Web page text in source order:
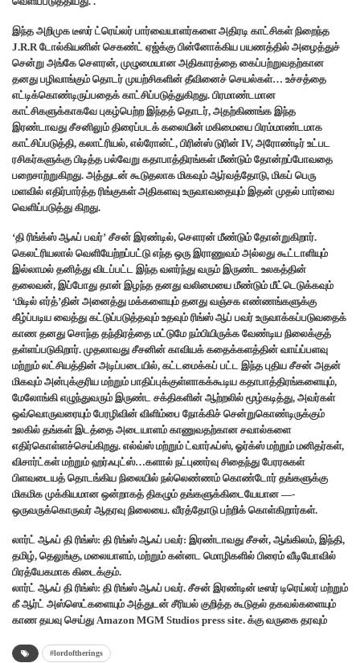
இந்த அறிமுக டீஸர் ட்ரெய்லர் பார்வையாளர்களை அதிரடி காட்சிகள் நிறைந்த
J.R.R டோல்கியனின் செகண்ட் ஏஜ்க்கு பின்னோக்கிய பயணத்தில் அழைத்துச்
சென்று அங்கே சௌரன், முழுமையான அதிகாரத்தை கைப்பற்றுவதற்கான
தனது பழிவாங்கும் தொடர் முயற்சிகளின் தீவினைச் செயல்கள்… உச்சத்தை
எட்டிக்கொண்டிருப்பதைக் காட்சிப்படுத்துகிறது. பிரமாண்டமான
காட்சிகளுக்காகவே புகழ்பெற்ற இந்தத் தொடர், அதற்கிணங்க இந்த
இரண்டாவது சீசனிலும் திரைப்படக் கலையின் மகிமையை பிரம்மாண்டமாக
காட்சிப்படுத்தி, கலாட்ரியல், எல்ரோன்ட், பிரின்ஸ் டுரின் IV, அரோண்டிர் உட்பட
ரசிகர்களுக்கு பிடித்த பல்வேறு கதாபாத்திரங்கள் மீண்டும் தோன்றப்போவதை
பறைசாற்றுகிறது. அத்துடன் கூடுதலாக மிகவும் ஆர்வத்தோடு, மிகப் பெரு
மளவில் எதிர்பார்த்த ரிங்குகள் அதிகளவு உருவாவதையும் இதன் முதல் பார்வை
வெளிப்படுத்து கிறது.
‘தி ரிங்க்ஸ் ஆஃப் பவர்’ சீசன் இரண்டில், சௌரன் மீண்டும் தோன்றுகிறார்.
கெலட்ரியலால் வெளியேற்றப்பட்டு எந்த ஒரு இராணுவம் அல்லது கூட்டாளியும்
இல்லாமல் தனித்து விடப்பட்ட இந்த வளர்ந்து வரும் இருண்ட உலகத்தின்
தலைவன், இப்போது தான் இழந்த தனது வலிமையை மீண்டும் மீட்டெடுக்கவும்
‘மிடில் எர்த்’தின் அனைத்து மக்களையும் தனது வஞ்சக எண்ணங்களுக்கு
கீழ்ப்படிய வைத்து கட்டுப்படுத்தவும் உதவும் ரிங்ஸ் ஆப் பவர் உருவாக்கப்படுவதைக்
காண தனது சொந்த தந்திரத்தை மட்டுமே நம்பியிருக்க வேண்டிய நிலைக்குத்
தள்ளப்படுகிறார். முதலாவது சீசனின் காவியக் கதைக்களத்தின் வாய்ப்பளவு
மற்றும் லட்சியத்தின் அடிப்படையில், கட்டமைக்கப் பட்ட இந்த புதிய சீசன் அதன்
மிகவும் அன்புக்குரிய மற்றும் பாதிப்புக்குள்ளாகக்கூடிய கதாபாத்திரங்களையும்,
மேலோங்கி எழுந்துவரும் இருண்ட சக்திகளின் ஆற்றலில் மூழ்கடித்து, அவர்கள்
ஒவ்வொருவரையும் பேரழிவின் விளிம்பை நோக்கிச் சென்றுகொண்டிருக்கும்
உலகில் தங்கள் இடத்தை அடையாளம் காணுவதற்கான சவால்களை
எதிர்கொள்ளச்செய்கிறது. எல்வ்ஸ் மற்றும் ட்வார்ஃப்ஸ், ஓர்க்ஸ் மற்றும் மனிதர்கள்,
விசார்ட்கள் மற்றும் ஹர்ஃபுட்ஸ்…களால் நட்புணர்வு சிதைந்து பேரரசுகள்
பிளவடையத் தொடங்கிய நிலையில் நல்லெண்ணம் கொண்டோர் தங்களுக்கு
மிகமிக முக்கியமான ஒன்றாகத் திகழும் தங்களுக்கிடையேயான —-
ஒருவருக்கொருவர் ஆதரவு நிலையை. வீரத்தோடு பற்றிக் கொள்கிறார்கள்.
லார்ட் ஆஃப் தி ரிங்ஸ்: தி ரிங்ஸ் ஆஃப் பவர்: இரண்டாவது சீசன், ஆங்கிலம், இந்தி,
தமிழ், தெலுங்கு, மலையாளம், மற்றும் கன்னட மொழிகளில் பிரைம் வீடியோவில்
பிரத்யேகமாக கிடைக்கும்.
லார்ட் ஆஃப் தி ரிங்ஸ்: தி ரிங்ஸ் ஆஃப் பவர். சீசன் இரண்டின் டீஸர் டிரெய்லர் மற்றும்
கீ ஆர்ட் அஸ்ஸெட்களையும் அத்துடன் சீரியல் குறித்த கூடுதல் தகவல்களையும்
காண தயவு செய்து Amazon MGM Studios press site. க்கு வருகை தரவும்
#lordoftherings